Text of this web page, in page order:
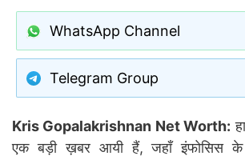
WhatsApp Channel
Telegram Group
Kris Gopalakrishnan Net Worth:
एक बड़ी ख़बर आयी हैं, जहाँ इंफोसिस